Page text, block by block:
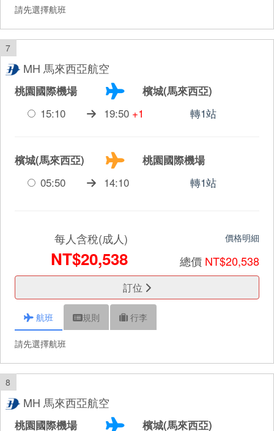
請先選擇航班
7
MH 馬來西亞航空
桃園國際機場
檳城(馬來西亞)
15:10
19:50 +1 轉1站
檳城(馬來西亞)
桃園國際機場
05:50
14:10 轉1站
每人含稅(成人)
NT$20,538
價格明細
總價 NT$20,538
訂位
航班 規則 行李
請先選擇航班
8
MH 馬來西亞航空
桃園國際機場
檳城(馬來西亞)